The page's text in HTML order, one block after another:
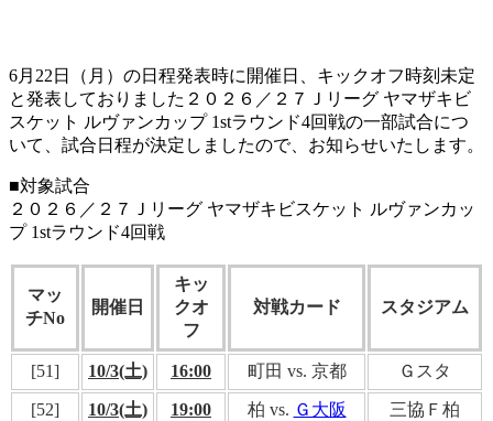
6月22日（月）の日程発表時に開催日、キックオフ時刻未定
と発表しておりました２０２６／２７Ｊリーグ ヤマザキビ
スケット ルヴァンカップ 1stラウンド4回戦の一部試合につ
いて、試合日程が決定しましたので、お知らせいたします。
■対象試合
２０２６／２７Ｊリーグ ヤマザキビスケット ルヴァンカッ
プ 1stラウンド4回戦
マッ
チNo
開催日
キッ
クオ
フ
対戦カード スタジアム
[51] 10/3(土) 16:00 町田 vs. 京都 Ｇスタ
[52] 10/3(土) 19:00 柏 vs. Ｇ大阪 三協Ｆ柏